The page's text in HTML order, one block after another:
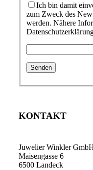
Ich bin damit
zum Zweck des
werden. Nähere
KONTAKT
Juwelier Winkler
Maisengasse 6
6500 Landeck